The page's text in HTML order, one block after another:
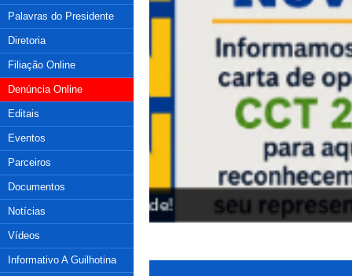
Palavras do Presidente
Diretoria
Filiação Online
Denúncia Online
Editais
Eventos
Parceiros
Documentos
Notícias
Vídeos
Informativo A Guilhotina